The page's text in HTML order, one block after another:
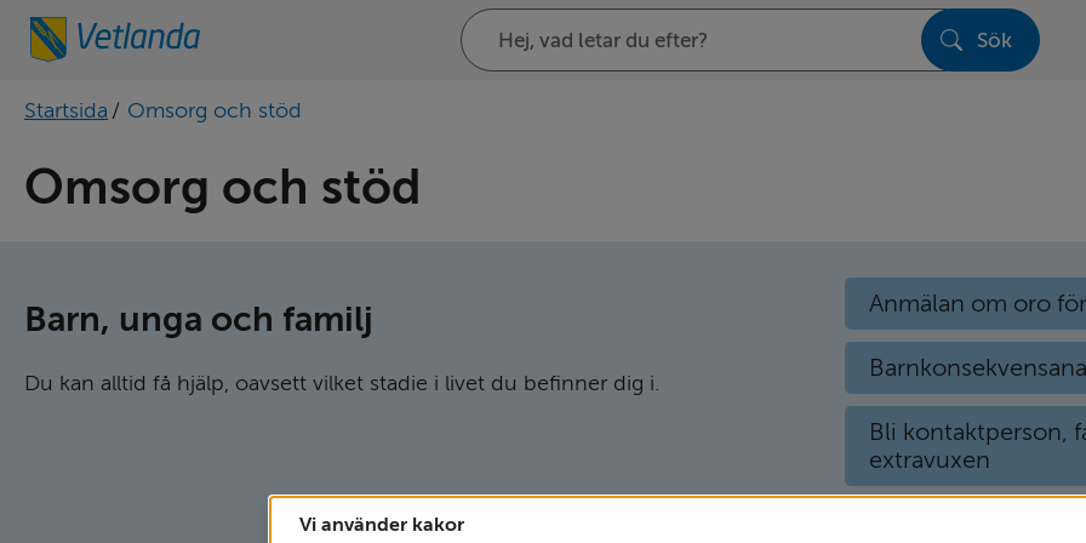
Vi använder kakor
Sök
på
webbplatsen
Sök
Startsida / Omsorg och stöd
Omsorg och stöd
Barn, unga och familj
Du kan alltid få hjälp, oavsett vilket stadie i livet du befinner dig i.
Anmälan om oro
Bli kontaktperson,
extravuxen